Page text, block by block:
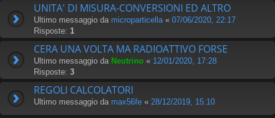
UNITA' DI MISURA-CONVERSIONI ED ALTRO
Ultimo messaggio da microparticella « 07/06/2020, 22:17
Risposte: 1
CERA UNA VOLTA MA RADIOATTIVO FORSE
Ultimo messaggio da Neutrino « 12/01/2020, 17:28
Risposte: 3
REGOLI CALCOLATORI
Ultimo messaggio da max56fe « 28/12/2019, 15:10